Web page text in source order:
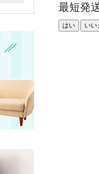
最短発
はい いい